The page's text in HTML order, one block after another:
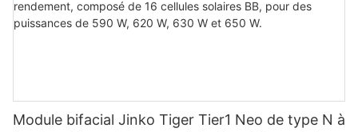
Module bifacial Jinko Tiger Tier1 Neo de type N à